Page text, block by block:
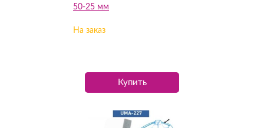
50-25 мм
На заказ
Купить